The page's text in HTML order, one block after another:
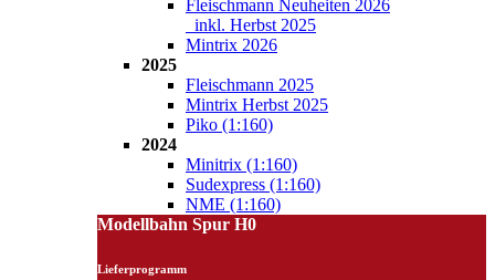
Fleischmann Neuheiten 2026
inkl. Herbst 2025
Mintrix 2026
2025
Fleischmann 2025
Mintrix Herbst 2025
Piko (1:160)
2024
Minitrix (1:160)
Sudexpress (1:160)
NME (1:160)
Modellbahn Spur H0
Lieferprogramm